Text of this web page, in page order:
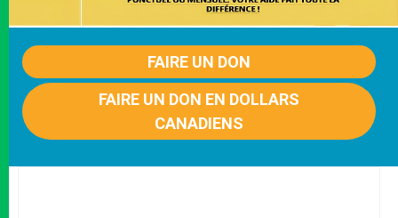
FAIRE UN DON
FAIRE UN DON EN DOLLARS
CANADIENS